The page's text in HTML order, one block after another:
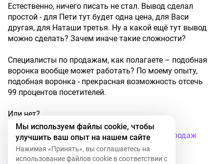
Естественно, ничего писать не стал. Вывод сделал
простой - для Пети тут будет одна цена, для Васи
другая, для Наташи третья. Ну а какой ещё тут вывод
можно сделать? Зачем иначе такие сложности?
Специалисты по продажам, как полагаете – подобная
воронка вообще может работать? По моему опыту,
подобная воронка - прекрасная возможность отсечь
99 процентов посетителей.
Или нет?
#смешноймаркетинг #маркетинг #воронкапродаж
#vvvTVru
Мы используем файлы cookie, чтобы
улучшить ваш опыт на нашем сайте
Нажимая «Принять», вы соглашаетесь на
использование файлов cookie в соответствии с